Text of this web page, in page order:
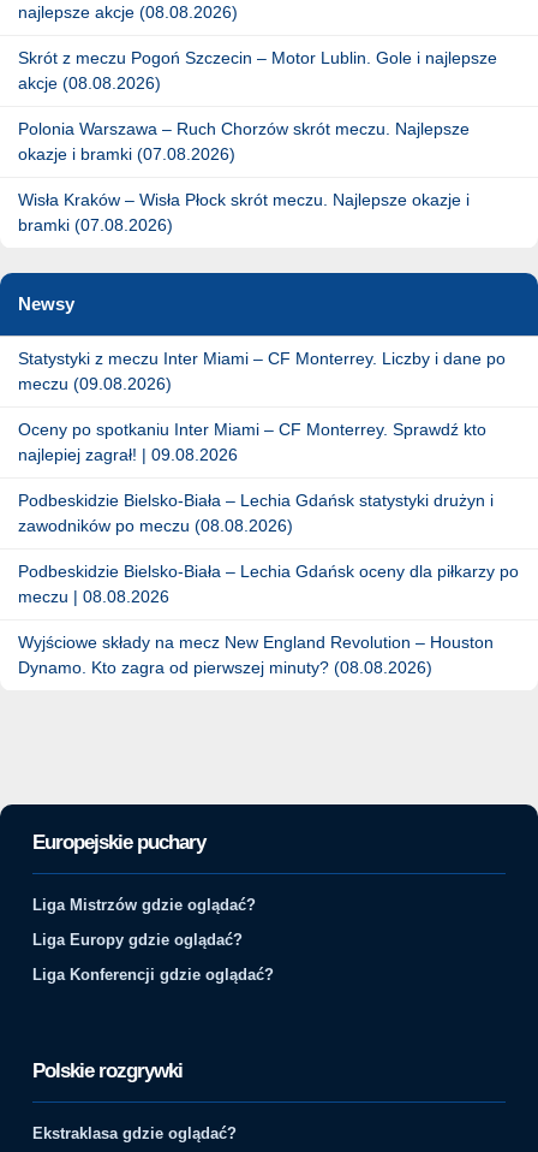
najlepsze akcje (08.08.2026)
Skrót z meczu Pogoń Szczecin – Motor Lublin. Gole i najlepsze
akcje (08.08.2026)
Polonia Warszawa – Ruch Chorzów skrót meczu. Najlepsze
okazje i bramki (07.08.2026)
Wisła Kraków – Wisła Płock skrót meczu. Najlepsze okazje i
bramki (07.08.2026)
Newsy
Statystyki z meczu Inter Miami – CF Monterrey. Liczby i dane po
meczu (09.08.2026)
Oceny po spotkaniu Inter Miami – CF Monterrey. Sprawdź kto
najlepiej zagrał! | 09.08.2026
Podbeskidzie Bielsko-Biała – Lechia Gdańsk statystyki drużyn i
zawodników po meczu (08.08.2026)
Podbeskidzie Bielsko-Biała – Lechia Gdańsk oceny dla piłkarzy po
meczu | 08.08.2026
Wyjściowe składy na mecz New England Revolution – Houston
Dynamo. Kto zagra od pierwszej minuty? (08.08.2026)
Europejskie puchary
Liga Mistrzów gdzie oglądać?
Liga Europy gdzie oglądać?
Liga Konferencji gdzie oglądać?
Polskie rozgrywki
Ekstraklasa gdzie oglądać?